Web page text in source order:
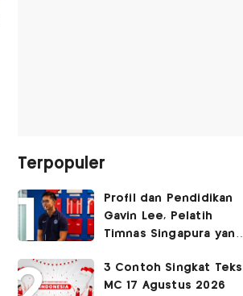
Terpopuler
Profil dan Pendidikan
Gavin Lee, Pelatih
Timnas Singapura yang
2026
3 Contoh Singkat Teks
MC 17 Agustus 2026